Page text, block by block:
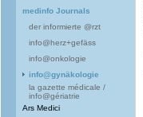
medinfo Journals
der informierte @rzt
info@herz+gefäss
info@onkologie
info@gynäkologie
la gazette médicale /
info@gériatrie
Ars Medici